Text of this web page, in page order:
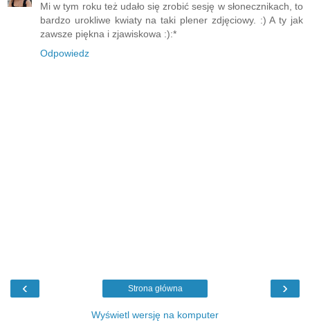
Mi w tym roku też udało się zrobić sesję w słonecznikach, to
bardzo urokliwe kwiaty na taki plener zdjęciowy. :) A ty jak
zawsze piękna i zjawiskowa :):*
Odpowiedz
‹ ›
Strona główna
Wyświetl wersję na komputer